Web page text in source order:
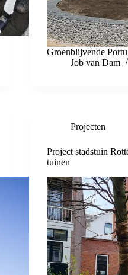
Groenblijvende
Job van Dam
Projecten
Project stadstuin
tuinen